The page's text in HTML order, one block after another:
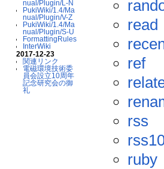
nual/Plugin/L-N
PukiWiki/1.4/Ma
nual/Plugin/V-Z
PukiWiki/1.4/Ma
nual/Plugin/S-U
FormattingRules
InterWiki
2017-12-23
関連リンク
電磁環境技術委
員会設立10周年
記念研究会の御
礼
read
ref
rss
ruby